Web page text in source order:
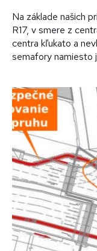
Na základe našich
R17, v smere z
centra kľukato a
semafory namiesto